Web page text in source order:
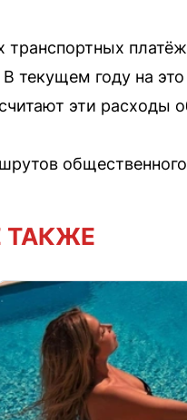
текущем году на
эти расходы
общественного
ТАКЖЕ